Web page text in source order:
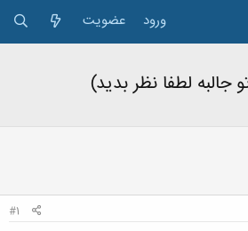
ورود عضویت
لطفا نظر بدید)
#1